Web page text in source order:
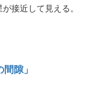
接近して見える。
隙」